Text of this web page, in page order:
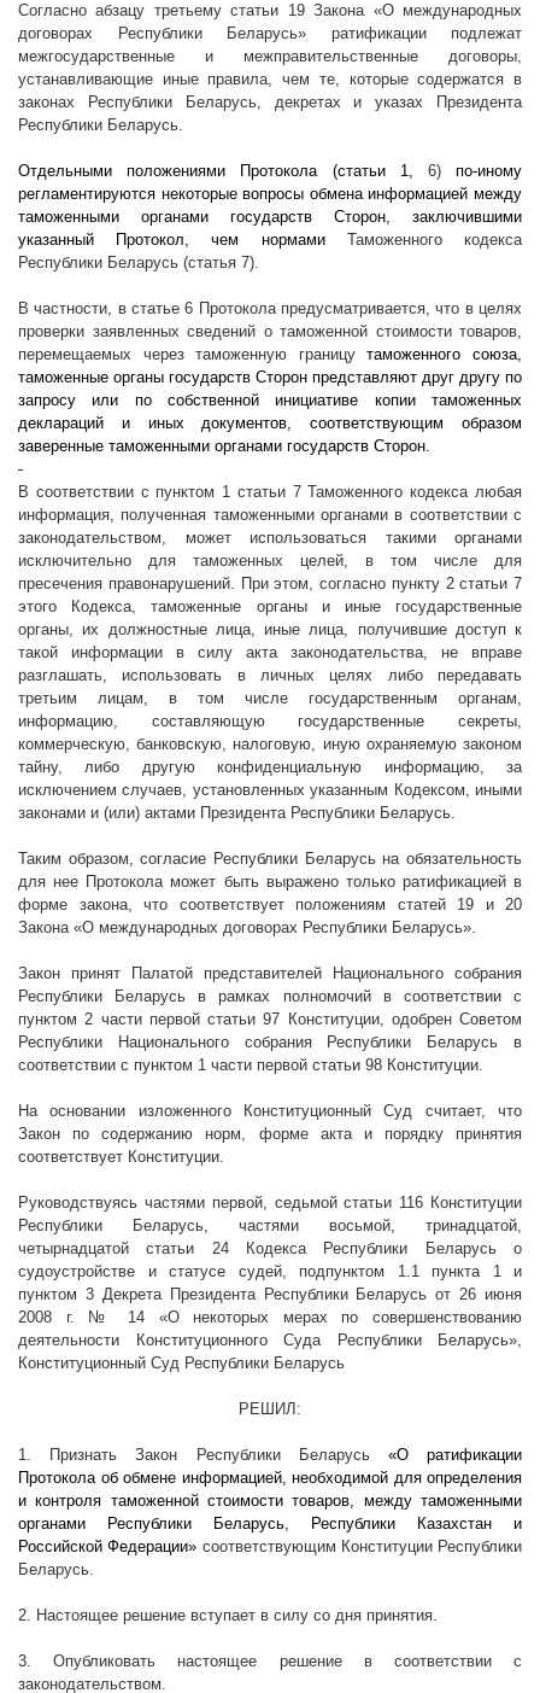
Согласно абзацу третьему статьи 19 Закона «О международных
договорах Республики Беларусь» ратификации подлежат
межгосударственные и межправительственные договоры,
устанавливающие иные правила, чем те, которые содержатся в
законах Республики Беларусь, декретах и указах Президента
Республики Беларусь.
Отдельными положениями Протокола (статьи 1, 6)по-иному
регламентируются некоторые вопросы обмена информацией между
таможенными органами государств Сторон, заключившими
указанный Протокол, чем нормами Таможенного кодекса
Республики Беларусь (статья 7).
В частности, в статье 6 Протокола предусматривается, что в целях
проверки заявленных сведений о таможенной стоимости товаров,
перемещаемых через таможенную границутаможенного союза,
таможенные органы государств Сторон представляют друг другу по
запросу или по собственной инициативе копии таможенных
деклараций и иных документов, соответствующим образом
заверенные таможенными органами государств Сторон.
В соответствии с пунктом 1 статьи 7Таможенного кодекса любая
информация, полученная таможенными органами в соответствии с
законодательством, может использоваться такими органами
исключительно для таможенных целей, в том числе для
пресечения правонарушений. При этом, согласно пункту 2 статьи 7
этого Кодекса, таможенные органы и иные государственные
органы, их должностные лица, иные лица, получившие доступ к
такой информации в силу акта законодательства, не вправе
разглашать, использовать в личных целях либо передавать
третьим лицам, в том числе государственным органам,
информацию, составляющую государственные секреты,
коммерческую, банковскую, налоговую, иную охраняемую законом
тайну, либо другую конфиденциальную информацию, за
исключением случаев, установленных указанным Кодексом, иными
законами и (или) актами Президента Республики Беларусь.
Таким образом, согласие Республики Беларусь на обязательность
для нее Протоколаможет быть выражено только ратификацией в
форме закона, что соответствует положениям статей 19 и 20
Закона «О международных договорах Республики Беларусь».
Закон принят Палатой представителей Национального собрания
Республики Беларусь в рамках полномочий в соответствии с
пунктом 2 части первой статьи 97 Конституции, одобрен Советом
Республики Национального собрания Республики Беларусь в
соответствии с пунктом 1 части первой статьи 98 Конституции.
На основании изложенного Конституционный Суд считает, что
Закон по содержанию норм, форме акта и порядку принятия
соответствует Конституции.
Руководствуясь частями первой, седьмой статьи 116 Конституции
Республики Беларусь, частями восьмой, тринадцатой,
четырнадцатой статьи 24 Кодекса Республики Беларусь о
судоустройстве и статусе судей, подпунктом 1.1 пункта 1 и
пунктом 3 Декрета Президента Республики Беларусь от 26 июня
2008 г. № 14 «О некоторых мерах по совершенствованию
деятельности Конституционного Суда Республики Беларусь»,
Конституционный Суд Республики Беларусь
РЕШИЛ:
1. Признать Закон Республики Беларусь «О ратификации
Протокола об обмене информацией, необходимой для определения
и контроля таможенной стоимости товаров, между таможенными
органами Республики Беларусь, Республики Казахстан и
Российской Федерации» соответствующим Конституции Республики
Беларусь.
2. Настоящее решение вступает в силу со дня принятия.
3. Опубликовать настоящее решение в соответствии с
законодательством.